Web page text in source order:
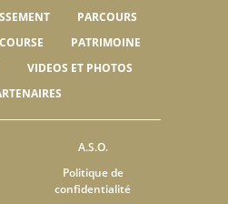
PARCOURS
PATRIMOINE
VIDEOS ET PHOTOS
A.S.O.
Politique de
confidentialité